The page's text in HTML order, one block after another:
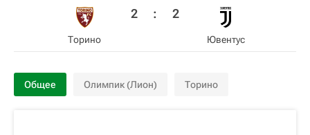
Торино
2 : 2
Ювентус
Общее Олимпик (Лион) Торино